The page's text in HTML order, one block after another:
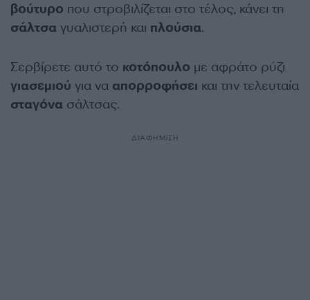
βούτυρο που στροβιλίζεται στο τέλος, κάνει τη
σάλτσα γυαλιστερή και πλούσια.
Σερβίρετε αυτό το κοτόπουλο με αφράτο ρύζι
γιασεμιού για να απορροφήσει και την τελευταία
σταγόνα σάλτσας.
ΔΙΑΦΗΜΙΣΗ